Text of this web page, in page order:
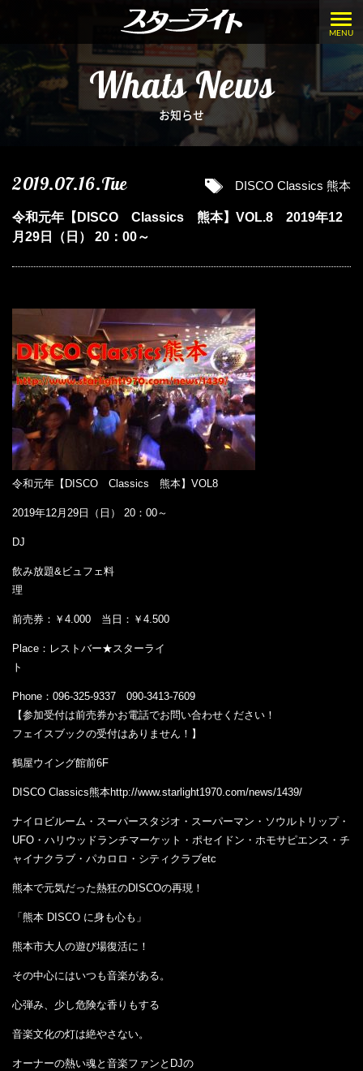
MENU
Whats News
お知らせ
2019.07.16.Tue DISCO Classics 熊本
令和元年【DISCO Classics 熊本】VOL.8 2019年12
月29日（日） 20：00～
令和元年【DISCO Classics 熊本】VOL8
2019年12月29日（日） 20：00～
DJ
飲み放題&ビュフェ料
理
前売券：￥4.000 当日：￥4.500
Place：レストバー★スターライ
ト
Phone：096-325-9337 090-3413-7609
【参加受付は前売券かお電話でお問い合わせください！
フェイスブックの受付はありません！】
鶴屋ウイング館前6F
DISCO Classics熊本http://www.starlight1970.com/news/1439/
ナイロビルーム・スーパースタジオ・スーパーマン・ソウルトリップ・
UFO・ハリウッドランチマーケット・ポセイドン・ホモサピエンス・チ
ャイナクラブ・パカロロ・シティクラブetc
熊本で元気だった熱狂のDISCOの再現！
「熊本 DISCO に身も心も」
熊本市大人の遊び場復活に！
その中心にはいつも音楽がある。
心弾み、少し危険な香りもする
音楽文化の灯は絶やさない。
オーナーの熱い魂と音楽ファンとDJの